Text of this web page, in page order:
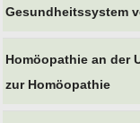
Gesundheitssystem
Homöopathie an der
zur Homöopathie